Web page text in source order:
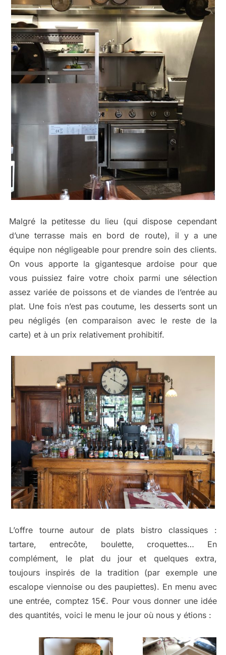
Malgré la petitesse du lieu (qui dispose cependant
d’une terrasse mais en bord de route), il y a une
équipe non négligeable pour prendre soin des clients.
On vous apporte la gigantesque ardoise pour que
vous puissiez faire votre choix parmi une sélection
assez variée de poissons et de viandes de l’entrée au
plat. Une fois n’est pas coutume, les desserts sont un
peu négligés (en comparaison avec le reste de la
carte) et à un prix relativement prohibitif.
L’offre tourne autour de plats bistro classiques :
tartare, entrecôte, boulette, croquettes… En
complément, le plat du jour et quelques extra,
toujours inspirés de la tradition (par exemple une
escalope viennoise ou des paupiettes). En menu avec
une entrée, comptez 15€. Pour vous donner une idée
des quantités, voici le menu le jour où nous y étions :